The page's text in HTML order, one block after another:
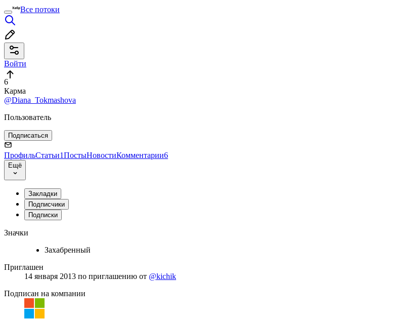
Все потоки
Войти
6
Карма
@Diana_Tokmashova
Пользователь
Подписаться
ПрофильСтатьи1ПостыНовостиКомментарии6
Ещё
Закладки
Подписчики
Подписки
Значки
Захабренный
Приглашен
14 января 2013 по приглашению от @kichik
Подписан на компании